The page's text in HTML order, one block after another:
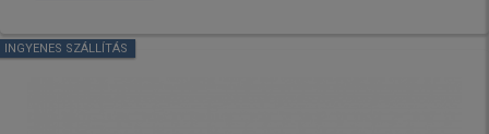
INGYENES SZÁLLÍTÁS